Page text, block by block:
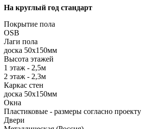
На круглый год стандарт
Покрытие пола
ОSB
Лаги пола
доска 50х150мм
Высота этажей
1 этаж - 2,5м
2 этаж - 2,3м
Каркас стен
доска 50х150мм
Окна
Пластиковые - размеры согласно проекту
Двери